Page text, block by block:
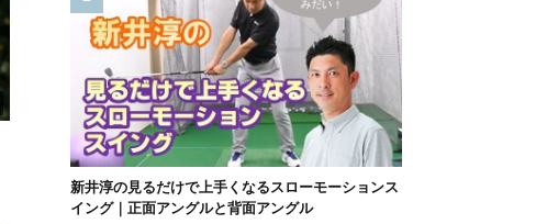
新井淳の見るだけで上手くなるスローモーションス
イング｜正面アングルと背面アングル